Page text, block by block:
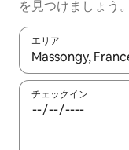
を見つけましょう。
エリア
検索結果が表示さ
チェックイン